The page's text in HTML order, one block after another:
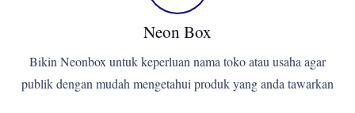
Neon Box
Bikin Neonbox untuk keperluan nama toko atau usaha agar
publik dengan mudah mengetahui produk yang anda tawarkan